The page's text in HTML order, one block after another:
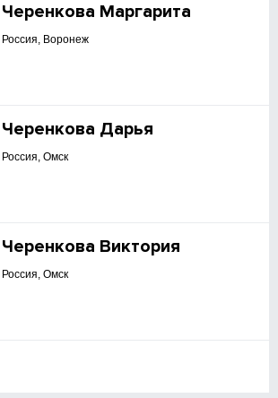
Черенкова Маргарита
Россия, Воронеж
Черенкова Дарья
Россия, Омск
Черенкова Виктория
Россия, Омск